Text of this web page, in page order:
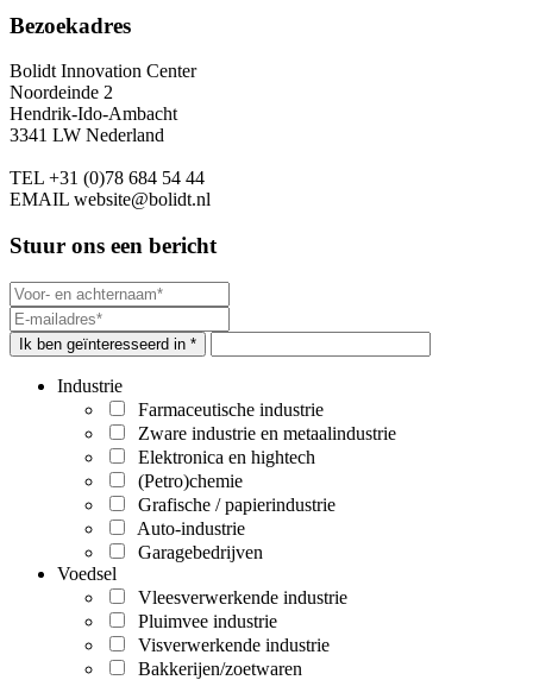
Bezoekadres
Bolidt Innovation Center
Noordeinde 2
Hendrik-Ido-Ambacht
3341 LW Nederland
TEL +31 (0)78 684 54 44
EMAIL website@bolidt.nl
Stuur ons een bericht
Ik ben geïnteresseerd in *
Industrie
Farmaceutische industrie
Zware industrie en metaalindustrie
Elektronica en hightech
(Petro)chemie
Grafische / papierindustrie
Auto-industrie
Garagebedrijven
Voedsel
Vleesverwerkende industrie
Pluimvee industrie
Visverwerkende industrie
Bakkerijen/zoetwaren